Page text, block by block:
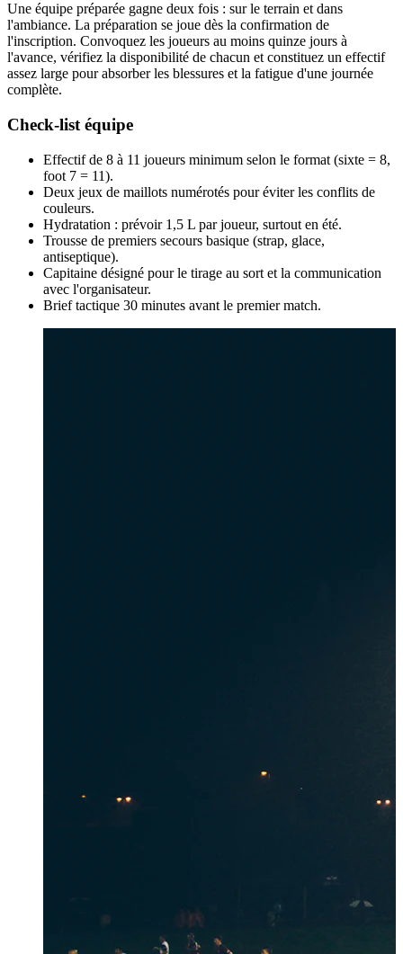
Une équipe préparée gagne deux fois : sur le terrain et dans
l'ambiance. La préparation se joue dès la confirmation de
l'inscription. Convoquez les joueurs au moins quinze jours à
l'avance, vérifiez la disponibilité de chacun et constituez un effectif
assez large pour absorber les blessures et la fatigue d'une journée
complète.
Check-list équipe
Effectif de 8 à 11 joueurs minimum selon le format (sixte = 8,
foot 7 = 11).
Deux jeux de maillots numérotés pour éviter les conflits de
couleurs.
Hydratation : prévoir 1,5 L par joueur, surtout en été.
Trousse de premiers secours basique (strap, glace,
antiseptique).
Capitaine désigné pour le tirage au sort et la communication
avec l'organisateur.
Brief tactique 30 minutes avant le premier match.